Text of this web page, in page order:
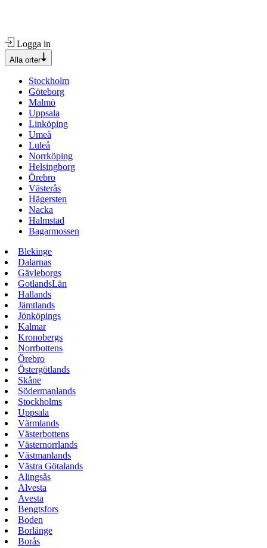
Logga in
Alla orter
Stockholm
Göteborg
Malmö
Uppsala
Linköping
Umeå
Luleå
Norrköping
Helsingborg
Örebro
Västerås
Hägersten
Nacka
Halmstad
Bagarmossen
Blekinge
Dalarnas
Gävleborgs
GotlandsLän
Hallands
Jämtlands
Jönköpings
Kalmar
Kronobergs
Norrbottens
Örebro
Östergötlands
Skåne
Södermanlands
Stockholms
Uppsala
Värmlands
Västerbottens
Västernorrlands
Västmanlands
Västra Götalands
Alingsås
Alvesta
Avesta
Bengtsfors
Boden
Borlänge
Borås